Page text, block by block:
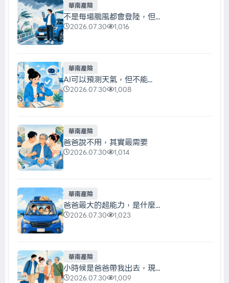
華南產險
不是每場颱風都會登陸，但...
2026.07.30 1,016
華南產險
AI可以預測天氣，但不能...
2026.07.30 1,008
華南產險
爸爸說不用，其實最需要
2026.07.30 1,014
華南產險
爸爸最大的超能力，是什麼...
2026.07.30 1,023
華南產險
小時候是爸爸帶我出去，現...
2026.07.30 1,009